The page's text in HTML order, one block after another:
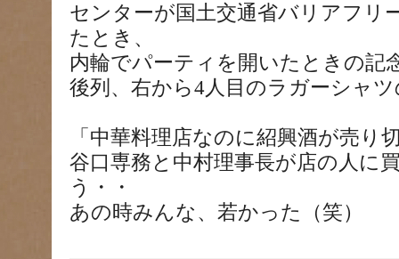
センターが国土交通省バリアフリ
たとき、
内輪でパーティを開いたときの記
後列、右から4人目のラガーシャ
「中華料理店なのに紹興酒が売り
谷口専務と中村理事長が店の人に
う・・
あの時みんな、若かった（笑）